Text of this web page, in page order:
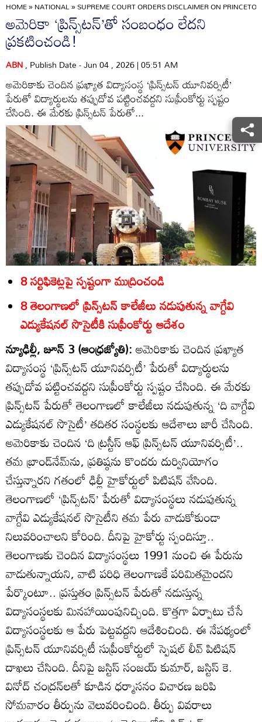
HOME»NATIONAL»SUPREME COURT ORDERS DISCLAIMER ON
అమెరికా ‘ప్రిన్స్‌టన్‌’తో సంబంధం లేదని
ప్రకటించండి!
ABN, Publish Date - Jun 04 , 2026 | 05:51 AM
అమెరికాకు చెందిన ప్రఖ్యాత విద్యాసంస్థ ‘ప్రిన్స్‌టన్‌ యూనివర్సిటీ’
పేరుతో విద్యార్థులను తప్పుదోవ పట్టించవద్దని సుప్రీంకోర్టు స్పష్టం
చేసింది. ఈ మేరకు ప్రిన్స్‌టన్‌ పేరుతో...
8 సర్టిఫికెట్లపై స్పష్టంగా ముద్రించండి
8 తెలంగాణలో ప్రిన్స్‌టన్‌ కాలేజీలు నడుపుతున్న వాగ్దేవి
ఎడ్యుకేషనల్‌ సొసైటీకి సుప్రీంకోర్టు ఆదేశం
న్యూఢిల్లీ, జూన్‌ 3 (ఆంధ్రజ్యోతి):అమెరికాకు చెందిన ప్రఖ్యాత
విద్యాసంస్థ ‘ప్రిన్స్‌టన్‌ యూనివర్సిటీ’ పేరుతో విద్యార్థులను
తప్పుదోవ పట్టించవద్దని సుప్రీంకోర్టు స్పష్టం చేసింది. ఈ మేరకు
ప్రిన్స్‌టన్‌ పేరుతో తెలంగాణలో కాలేజీలు నడుపుతున్న ‘ది వాగ్దేవి
ఎడ్యుకేషనల్‌ సొసైటీ’ తదితర సంస్థలకు ఆదేశాలు జారీ చేసింది.
అమెరికాకు చెందిన ‘ది ట్రస్టీస్‌ ఆఫ్‌ ప్రిన్స్‌టన్‌ యూనివర్సిటీ’..
తమ బ్రాండ్‌నేమ్‌ను, ప్రతిష్ఠను కొందరు దుర్వినియోగం
చేస్తున్నారని గతంలో ఢిల్లీ హైకోర్టులో పిటిషన్‌ వేసింది.
తెలంగాణలో ‘ప్రిన్స్‌టన్‌’ పేరుతో విద్యాసంస్థలు నడుపుతున్న
వాగ్దేవి ఎడ్యుకేషనల్‌ సొసైటీని తమ పేరు వాడుకోకుండా
నిలువరించాలని కోరింది. దీనిపై హైకోర్టు స్పందిస్తూ..
తెలంగాణకు చెందిన విద్యాసంస్థలు 1991 నుంచి ఈ పేరును
వాడుతున్నాయని, వాటి పరిధి తెలంగాణకే పరిమితమైందని
పేర్కొంటూ.. ప్రస్తుతం ప్రిన్స్‌టన్‌ పేరుతో నడుస్తున్న
విద్యాసంస్థలకు మినహాయింపునిచ్చింది. కొత్తగా ఏర్పాటు చేసే
విద్యాసంస్థలకు ఆ పేరు పెట్టవద్దని ఆదేశించింది. ఈ నేపథ్యంలో
ప్రిన్స్‌టన్‌ యూనివర్సిటీ సుప్రీంకోర్టులో స్పెషల్‌ లీవ్‌ పిటిషన్‌
దాఖలు చేసింది. దీనిపై జస్టిస్‌ సంజయ్‌ కుమార్‌, జస్టిస్‌ కె.
వినోద్‌ చంద్రన్‌లతో కూడిన ధర్మాసనం విచారణ జరిపి
సోమవారం తీర్పును వెలువరించింది. తీర్పు వివరాలు